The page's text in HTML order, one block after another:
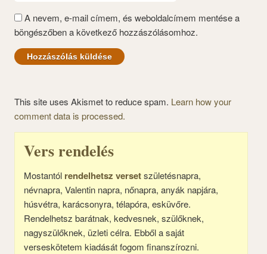
A nevem, e-mail címem, és weboldalcímem mentése a
böngészőben a következő hozzászólásomhoz.
This site uses Akismet to reduce spam. Learn how your
comment data is processed.
Vers rendelés
Mostantól rendelhetsz versetszületésnapra,
névnapra, Valentin napra, nőnapra, anyák napjára,
húsvétra, karácsonyra, télapóra, esküvőre.
Rendelhetsz barátnak, kedvesnek, szülőknek,
nagyszülőknek, üzleti célra. Ebből a saját
verseskötetem kiadását fogom finanszírozni.